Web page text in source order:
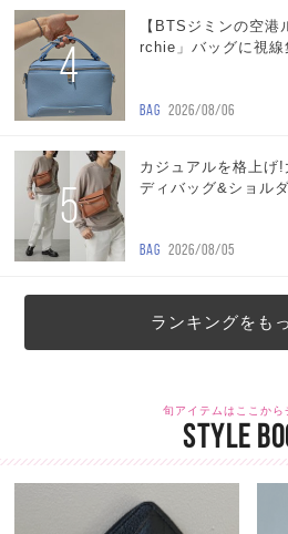
4
【BTSジミンの空
rchie」バッグに視線
BAG 2026/08/06
5
カジュアルを格上げ
ディバッグ&ショル
BAG 2026/08/05
ランキングをも
旬アイテムはここから
STYLE